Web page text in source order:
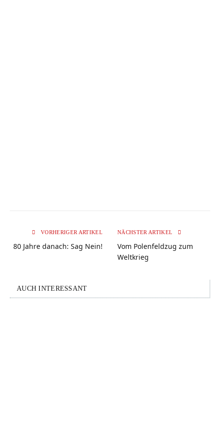
VORHERIGER ARTIKEL
80 Jahre danach: Sag Nein!
NÄCHSTER ARTIKEL
Vom Polenfeldzug zum
Weltkrieg
AUCH INTERESSANT